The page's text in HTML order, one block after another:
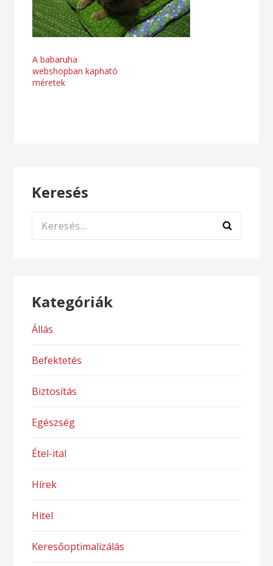
Bejegyzés
navigáció
A babaruha
webshopban kapható
méretek
Keresés
Keresés:
Kategóriák
Állás
Befektetés
Biztosítás
Egészség
Étel-ital
Hírek
Hitel
Keresőoptimalizálás